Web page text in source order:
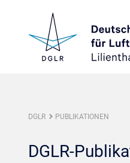
DGLR PUBLIKATIONEN
DGLR-